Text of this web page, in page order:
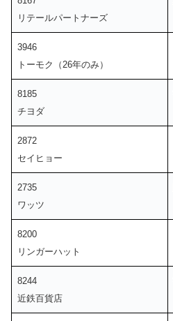
リテールパートナーズ
3946
トーモク（26年のみ）
8185
チヨダ
2872
セイヒョー
2735
ワッツ
8200
リンガーハット
8244
近鉄百貨店